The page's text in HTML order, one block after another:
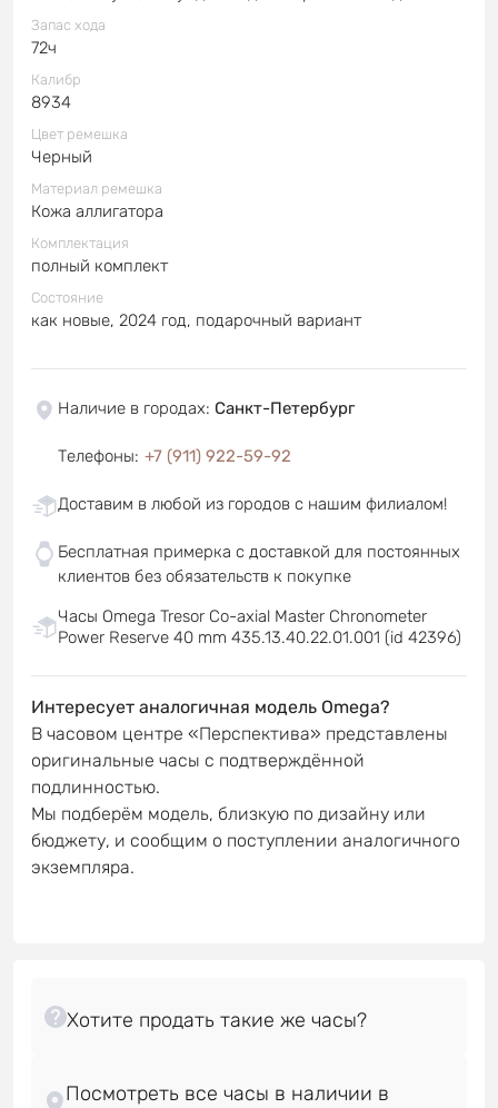
Запас хода
72ч
Калибр
8934
Цвет ремешка
Черный
Материал ремешка
Кожа аллигатора
Комплектация
полный комплект
Состояние
как новые, 2024 год, подарочный вариант
Наличие в городах: Санкт-Петербург
Телефоны: +7 (911) 922-59-92
Доставим в любой из городов с нашим филиалом!
Бесплатная примерка с доставкой для постоянных
клиентов без обязательств к покупке
Часы Omega Tresor Co-axial Master Chronometer
Power Reserve 40 mm 435.13.40.22.01.001 (id 42396)
Интересует аналогичная модель Omega?
В часовом центре «Перспектива» представлены
оригинальные часы с подтверждённой
подлинностью.
Мы подберём модель, близкую по дизайну или
бюджету, и сообщим о поступлении аналогичного
экземпляра.
Посмотреть все часы в наличии в